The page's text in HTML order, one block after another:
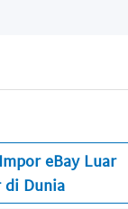
eBay Luar
di Dunia